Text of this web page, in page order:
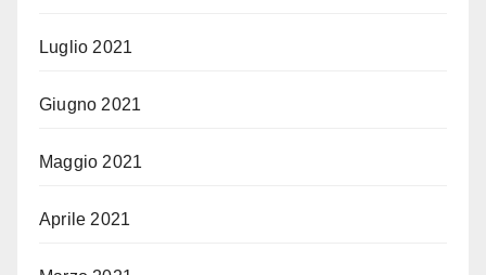
Luglio 2021
Giugno 2021
Maggio 2021
Aprile 2021